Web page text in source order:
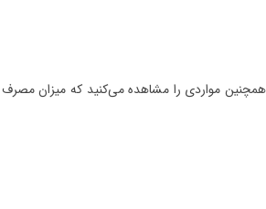
مواردی را مشاهده می‌کنید که میزان